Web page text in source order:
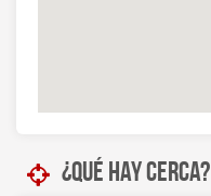
¿Qué hay cerca?